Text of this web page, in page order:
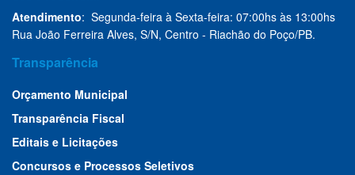
Atendimento: Segunda-feira à Sexta-feira: 07:00hs às 13:00hs
Rua João Ferreira Alves, S/N, Centro - Riachão do Poço/PB.
Transparência
Orçamento Municipal
Transparência Fiscal
Editais e Licitações
Concursos e Processos Seletivos